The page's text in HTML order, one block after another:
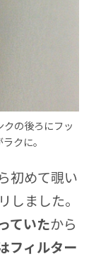
の後ろにフッ
クに。
初めて覗い
しました。
ていたから
フィルター